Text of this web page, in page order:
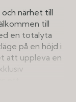
närhet till
till
en totalyta
på en höjd i
att uppleva en
sol hela